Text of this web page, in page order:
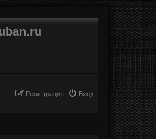
Вход
Регистрация